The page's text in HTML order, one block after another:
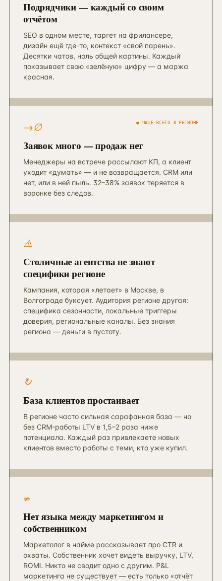
Подрядчики — каждый со своим
отчётом
SEO в одном месте, таргет на фрилансере,
дизайн ещё где-то, контекст «свой парень».
Десятки чатов, ноль общей картины. Каждый
показывает свою «зелёную» цифру — а маржа
красная.
● ЧАЩЕ ВСЕГО В РЕГИОНЕ
→∅
Заявок много — продаж нет
Менеджеры на встрече рассылают КП, а клиент
уходит «думать» — и не возвращается. CRM или
нет, или в ней пыль. 32–38% заявок теряется в
воронке без следов.
⚠︎
Столичные агентства не знают
специфики регионе
Кампания, которая «летает» в Москве, в
Волгограде буксует. Аудитория регионе другая:
специфика сезонности, локальные триггеры
доверия, региональные каналы. Без знания
региона — деньги в пустоту.
↻︎
База клиентов простаивает
В регионе часто сильная сарафанная база — но
без CRM-работы LTV в 1,5–2 раза ниже
потенциала. Каждый раз привлекаете новых
клиентов вместо работы с теми, кто уже купил.
≠
Нет языка между маркетингом и
собственником
Маркетолог в найме рассказывает про CTR и
охваты. Собственник хочет видеть выручку, LTV,
ROMI. Никто не сводит одно с другим. P&L
маркетинга не существует — есть только «отчёт